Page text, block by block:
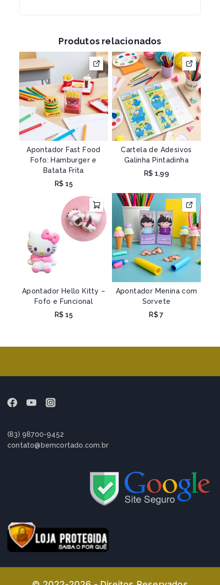
Produtos relacionados
Apontador Fast Food
Fofo: Hamburger e
Batata Frita
R$ 15
Cartela de Adesivos
Galinha Pintadinha
R$ 1,99
Apontador Hello Kitty –
Fofo e Funcional
R$ 15
Apontador Menina com
Sorvete
R$7
(83) 98700-9452
contato@bemcortado.com.br